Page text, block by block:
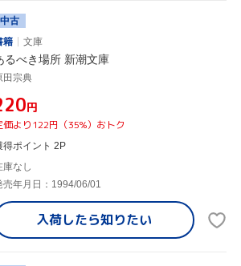
中古
籍
文庫
るべき場所 新潮文庫
田宗典
円
価より122円（35%）おトク
得ポイント 2P
庫なし
売年月日：1994/06/01
入荷したら知りたい